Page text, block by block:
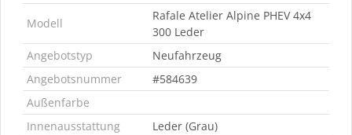
Modell
Rafale Atelier Alpine PHEV 4x4
300 Leder
Angebotstyp
Neufahrzeug
Angebotsnummer
#584639
Außenfarbe
Innenausstattung
Leder (Grau)